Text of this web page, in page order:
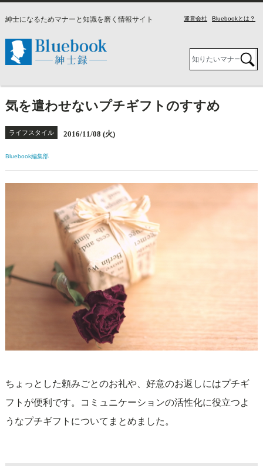
紳士になるためマナーと知識を磨く情報サイト Bluebookとは？
運営会社
気を遣わせないプチギフトのすすめ
ライフスタイル 2016/11/08 (火)
Bluebook編集部
ちょっとした頼みごとのお礼や、好意のお返しにはプチギ
フトが便利です。コミュニケーションの活性化に役立つよ
うなプチギフトについてまとめました。